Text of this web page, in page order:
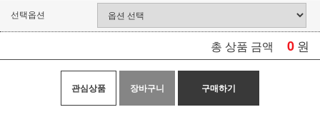
선택옵션
총 상품 금액 0 원
관심상품 장바구니 구매하기